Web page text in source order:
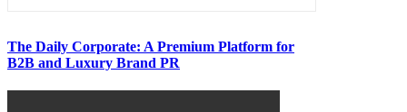
The Daily Corporate: A Premium Platform for
B2B and Luxury Brand PR